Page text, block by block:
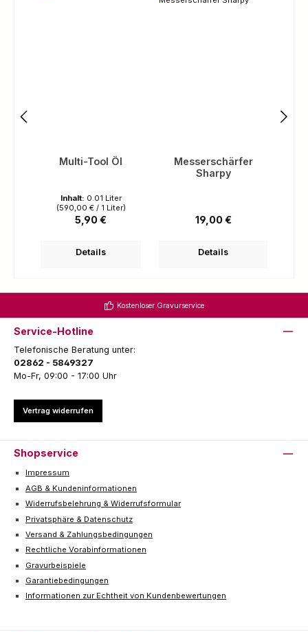
Multi-Tool Öl
Inhalt: 0.01 Liter
(590,00 € / 1 Liter)
Regulärer Preis:
5,90 €
Details
Messerschärfer
Sharpy
Regulärer Preis:
19,00 €
Details
Kostenloser Gravurservice
Service-Hotline
Telefonische Beratung unter:
02862 - 5849327
Mo-Fr, 09:00 - 17:00 Uhr
Vertrag widerrufen
Shopservice
Impressum
AGB & Kundeninformationen
Widerrufsbelehrung & Widerrufsformular
Privatsphäre & Datenschutz
Versand & Zahlungsbedingungen
Rechtliche Vorabinformationen
Gravurbeispiele
Garantiebedingungen
Informationen zur Echtheit von Kundenbewertungen